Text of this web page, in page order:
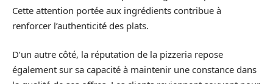
Cette attention portée aux ingrédients contribue à
renforcer l’authenticité des plats.
D’un autre côté, la réputation de la pizzeria repose
également sur sa capacité à maintenir une constance dans